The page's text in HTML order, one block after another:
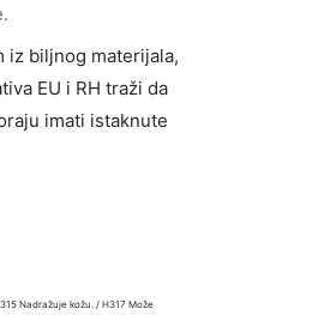
iz biljnog materijala,
EU i RH traži da
imati istaknute
Nadražuje kožu. / H317 Može